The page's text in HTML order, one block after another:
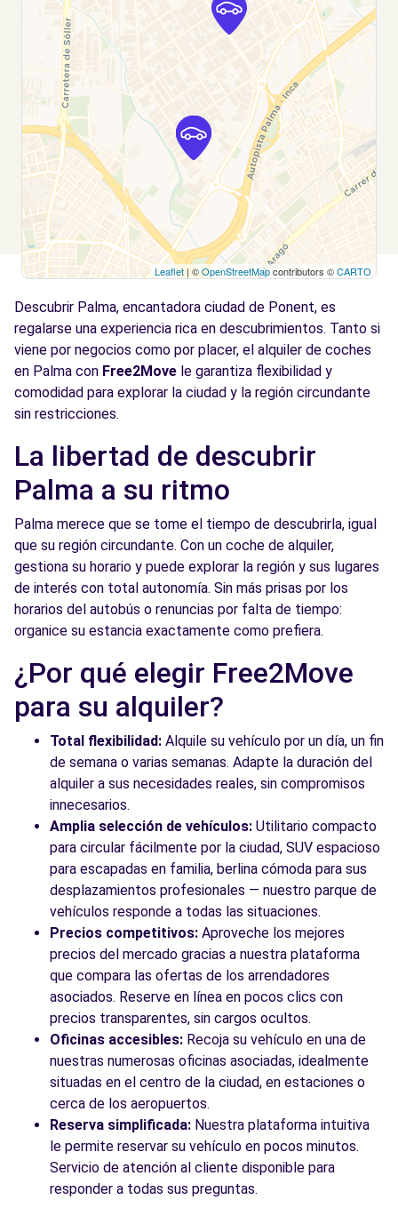
Palma de Mallorca, 07009
Ver agencia
Free2Move Rent - ISLEÑA DE MOTORES, S. L.
- Palma de Mallorca (P)
7.2
km
Gran Via Asima, 16 - 30
Palma de Mallorca, 7009
Ver agencia
Free2Move Rent - Auto Vidal Balear, S.L.U.
7.3
CALLE GREMI DE FORNERS
PALMA DE MALLORCA, 07009
Leaflet | ©OpenStreetMapcontributors ©CARTO
Descubrir Palma, encantadora ciudad de Ponent, es
regalarse una experiencia rica en descubrimientos. Tanto si
viene por negocios como por placer, el alquiler de coches
en Palma con Free2Move le garantiza flexibilidad y
comodidad para explorar la ciudad y la región circundante
sin restricciones.
La libertad de descubrir
Palma a su ritmo
Palma merece que se tome el tiempo de descubrirla, igual
que su región circundante. Con un coche de alquiler,
gestiona su horario y puede explorar la región y sus lugares
de interés con total autonomía. Sin más prisas por los
horarios del autobús o renuncias por falta de tiempo:
organice su estancia exactamente como prefiera.
¿Por qué elegir Free2Move
para su alquiler?
Total flexibilidad: Alquile su vehículo por un día, un fin
de semana o varias semanas. Adapte la duración del
alquiler a sus necesidades reales, sin compromisos
innecesarios.
Amplia selección de vehículos: Utilitario compacto
para circular fácilmente por la ciudad, SUV espacioso
para escapadas en familia, berlina cómoda para sus
desplazamientos profesionales — nuestro parque de
vehículos responde a todas las situaciones.
Precios competitivos: Aproveche los mejores
precios del mercado gracias a nuestra plataforma
que compara las ofertas de los arrendadores
asociados. Reserve en línea en pocos clics con
precios transparentes, sin cargos ocultos.
Oficinas accesibles: Recoja su vehículo en una de
nuestras numerosas oficinas asociadas, idealmente
situadas en el centro de la ciudad, en estaciones o
cerca de los aeropuertos.
Reserva simplificada: Nuestra plataforma intuitiva
le permite reservar su vehículo en pocos minutos.
Servicio de atención al cliente disponible para
responder a todas sus preguntas.